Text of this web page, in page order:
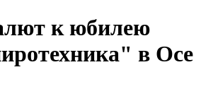
к юбилею
в Осе